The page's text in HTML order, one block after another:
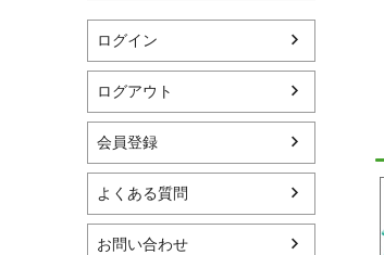
ログイン
ログアウト
会員登録
よくある質問
お問い合わせ